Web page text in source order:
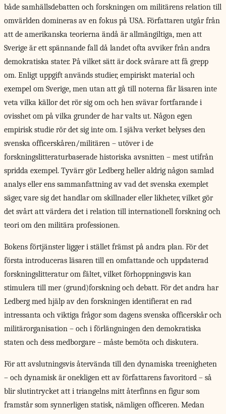
både samhällsdebatten och forskningen om militärens relation till
omvärlden domineras av en fokus på USA. Författaren utgår från
att de amerikanska teorierna ändå är allmängiltiga, men att
Sverige är ett spännande fall då landet ofta avviker från andra
demokratiska stater. På vilket sätt är dock svårare att få grepp
om. Enligt uppgift används studier, empiriskt material och
exempel om Sverige, men utan att gå till noterna får läsaren inte
veta vilka källor det rör sig om och hen svävar fortfarande i
ovisshet om på vilka grunder de har valts ut. Någon egen
empirisk studie rör det sig inte om. I själva verket belyses den
svenska officerskåren/militären – utöver i de
forskningslitteraturbaserade historiska avsnitten – mest utifrån
spridda exempel. Tyvärr gör Ledberg heller aldrig någon samlad
analys eller ens sammanfattning av vad det svenska exemplet
säger, vare sig det handlar om skillnader eller likheter, vilket gör
det svårt att värdera det i relation till internationell forskning och
teori om den militära professionen.
Bokens förtjänster ligger i stället främst på andra plan. För det
första introduceras läsaren till en omfattande och uppdaterad
forskningslitteratur om fältet, vilket förhoppningsvis kan
stimulera till mer (grund)forskning och debatt. För det andra har
Ledberg med hjälp av den forskningen identifierat en rad
intressanta och viktiga frågor som dagens svenska officerskår och
militärorganisation – och i förlängningen den demokratiska
staten och dess medborgare – måste bemöta och diskutera.
För att avslutningsvis återvända till den dynamiska treenigheten
– och dynamisk är onekligen ett av författarens favoritord – så
blir slutintrycket att i triangelns mitt återfinns en figur som
framstår som synnerligen statisk, nämligen officeren. Medan